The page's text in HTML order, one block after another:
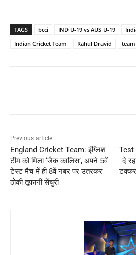
TAGS bcci IND U-19 vs AUS U-19
Indian Cricket Team
Rahul Dravid
Previous article
England Cricket Team: इंग्लिश
टीम को मिला ‘जैक कालिस’, अपने 5वें
टेस्ट मैच में ही 8वें नंबर पर उतरकर
ठोकी तूफानी सेंचुरी
Test
दे